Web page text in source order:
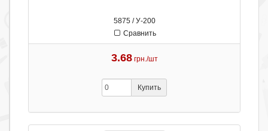
5875 / У-200
Сравнить
3.68 грн./шт
Купить